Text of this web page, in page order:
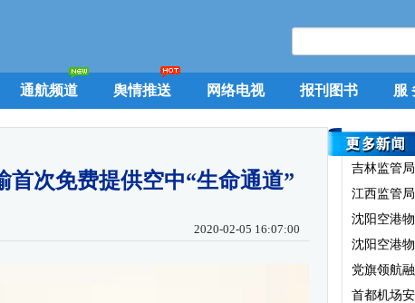
通航频道 舆情推送 网络电视 报刊图书 服
首次免费提供空中“生命通道”
2020-02-05 16:07:00
吉林监管
江西监管
沈阳空港
沈阳空港
党旗领航
首都机场